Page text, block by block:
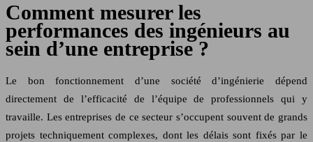
Comment mesurer les
performances des ingénieurs au
sein d’une entreprise ?
Le bon fonctionnement d’une société d’ingénierie dépend
directement de l’efficacité de l’équipe de professionnels qui y
travaille. Les entreprises de ce secteur s’occupent souvent de grands
projets techniquement complexes, dont les délais sont fixés par le